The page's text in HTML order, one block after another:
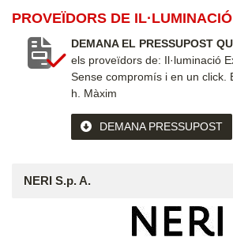
PROVEÏDORS DE
DEMANA EL PRESSUPOST
els proveïdors de: Il·luminació
Sense compromís i en un click.
h. Màxim
DEMANA PRESSUPOST
NERI S.p. A.